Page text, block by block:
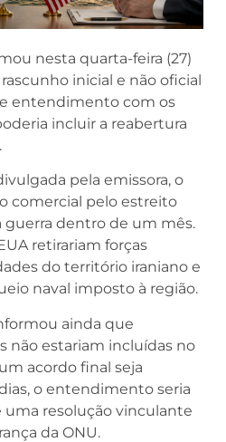
nesta quarta-feira (27)
inicial e não oficial
entendimento com os
incluir a reabertura
pela emissora, o
comercial pelo estreito
guerra dentro de um mês.
retirariam forças
do território iraniano e
naval imposto à região.
ainda que
não estariam incluídas no
acordo final seja
o entendimento seria
uma resolução vinculante
da ONU.